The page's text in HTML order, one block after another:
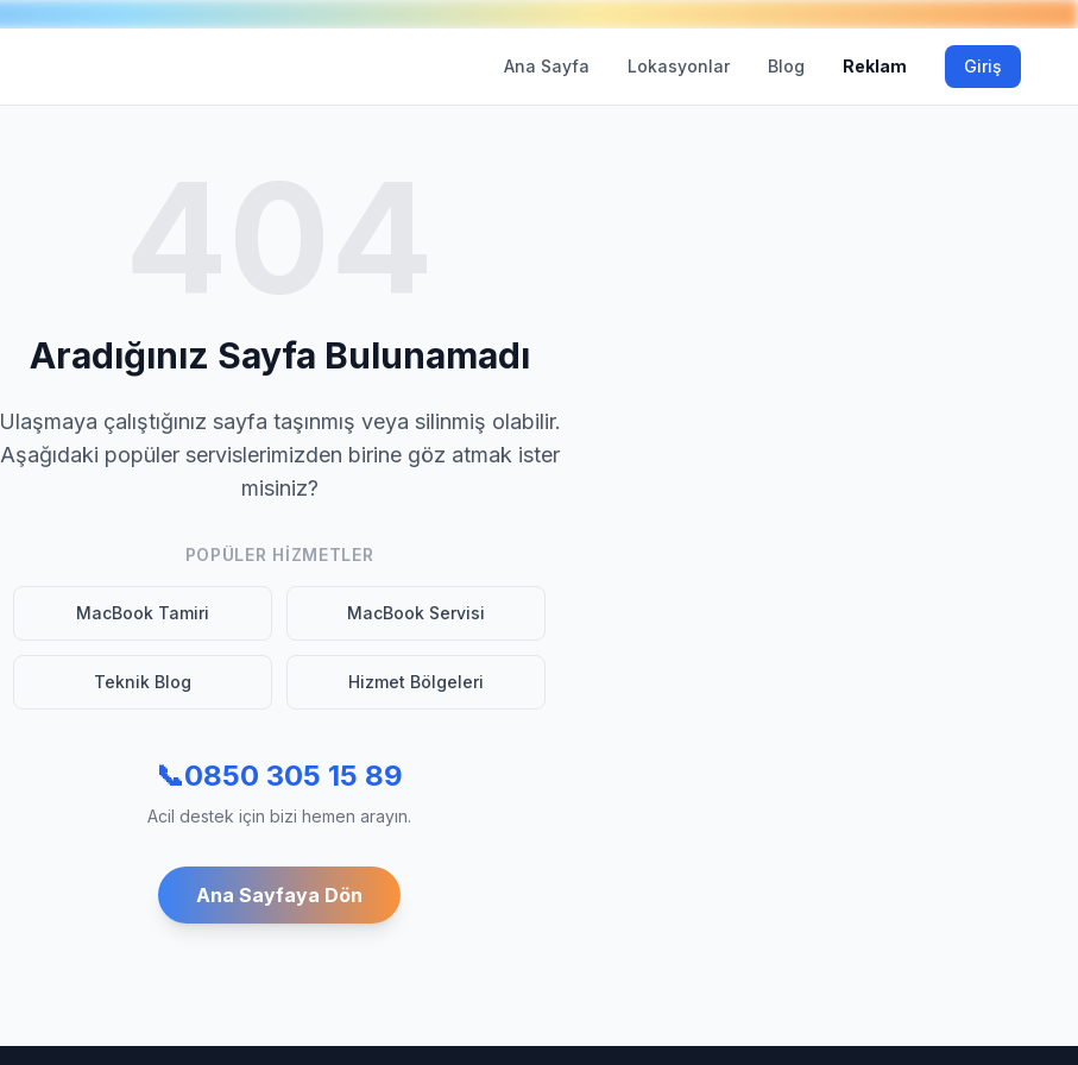
Ana Sayfa Lokasyonlar Blog Reklam Giriş
Aradığınız Sayfa Bulunamadı
Ulaşmaya çalıştığınız sayfa taşınmış veya silinmiş olabilir.
Aşağıdaki popüler servislerimizden birine göz atmak ister
misiniz?
POPÜLER HIZMETLER
MacBook Tamiri MacBook Servisi
Teknik Blog Hizmet Bölgeleri
📞0850 305 15 89
Acil destek için bizi hemen arayın.
Ana Sayfaya Dön